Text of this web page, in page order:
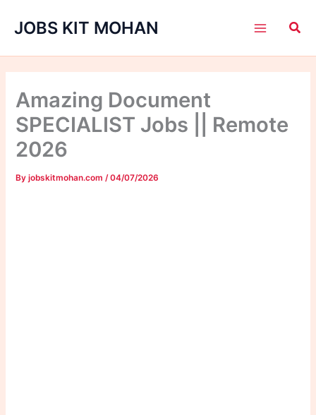
JOBS KIT MOHAN
Amazing Document
SPECIALIST Jobs || Remote
2026
Byjobskitmohan.com /04/07/2026